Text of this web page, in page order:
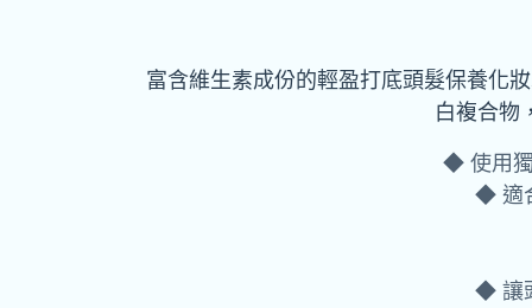
富含維生素成份的輕盈打底頭髮保養化
白複合物
◆ 使用獨
◆ 適
◆ 讓